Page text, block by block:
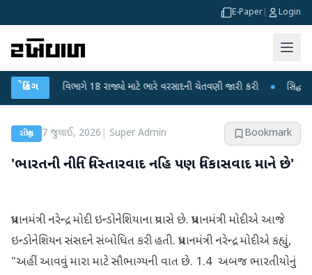
E-Paper Login
બ્રેકિંગ
હવામાન વિભાગે 18 રાજ્યો માટે ભારે વરસાદની ચેતવણી જારી કરી ● સિદ્ધપુરથી
રાષ્ટ્રીય 7 જુલાઈ, 2026 Super Admin Bookmark
'ભારતની નીતિ વિસ્તારવાદ નહિ પણ વિકાસવાદ માને છે'
પ્રધાનમંત્રી નરેન્દ્ર મોદી ઇન્ડોનેશિયાના પ્રવાસે છે. પ્રધાનમંત્રી મોદીએ આજે ​​
ઇન્ડોનેશિયન સંસદને સંબોધિત કરી હતી. પ્રધાનમંત્રી નરેન્દ્ર મોદીએ કહ્યું,
"અહીં આવવું મારા માટે સૌભાગ્યની વાત છે. 1.4 અબજ ભારતીયોનું